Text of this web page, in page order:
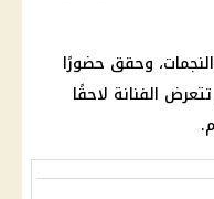
وحقق حضورًا
الفنانة لاحقًا